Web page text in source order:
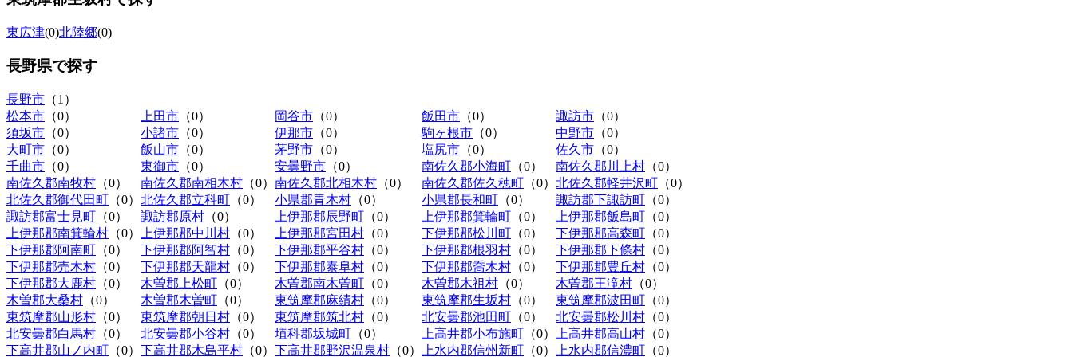
東広津(0)北陸郷(0)
長野県で探す
長野市 （1）
松本市 （0） 上田市 （0） 岡谷市 （0） 飯田市 （0） 諏訪市 （0）
須坂市 （0） 小諸市 （0） 伊那市 （0） 駒ヶ根市 （0） 中野市 （0）
大町市 （0） 飯山市 （0） 茅野市 （0） 塩尻市 （0） 佐久市 （0）
千曲市 （0） 東御市 （0） 安曇野市 （0） 南佐久郡小海町 （0） 南佐久郡川上村 （0）
南佐久郡南牧村 （0） 南佐久郡南相木村 （0） 南佐久郡北相木村 （0） 南佐久郡佐久穂町 （0） 北佐久郡軽井沢町 （0）
北佐久郡御代田町 （0） 北佐久郡立科町 （0） 小県郡青木村 （0） 小県郡長和町 （0） 諏訪郡下諏訪町 （0）
諏訪郡富士見町 （0） 諏訪郡原村 （0） 上伊那郡辰野町 （0） 上伊那郡箕輪町 （0） 上伊那郡飯島町 （0）
上伊那郡南箕輪村 （0） 上伊那郡中川村 （0） 上伊那郡宮田村 （0） 下伊那郡松川町 （0） 下伊那郡高森町 （0）
下伊那郡阿南町 （0） 下伊那郡阿智村 （0） 下伊那郡平谷村 （0） 下伊那郡根羽村 （0） 下伊那郡下條村 （0）
下伊那郡売木村 （0） 下伊那郡天龍村 （0） 下伊那郡泰阜村 （0） 下伊那郡喬木村 （0） 下伊那郡豊丘村 （0）
下伊那郡大鹿村 （0） 木曽郡上松町 （0） 木曽郡南木曽町 （0） 木曽郡木祖村 （0） 木曽郡王滝村 （0）
木曽郡大桑村 （0） 木曽郡木曽町 （0） 東筑摩郡麻績村 （0） 東筑摩郡生坂村 （0） 東筑摩郡波田町 （0）
東筑摩郡山形村 （0） 東筑摩郡朝日村 （0） 東筑摩郡筑北村 （0） 北安曇郡池田町 （0） 北安曇郡松川村 （0）
北安曇郡白馬村 （0） 北安曇郡小谷村 （0） 埴科郡坂城町 （0） 上高井郡小布施町 （0） 上高井郡高山村 （0）
下高井郡山ノ内町 （0） 下高井郡木島平村 （0） 下高井郡野沢温泉村 （0） 上水内郡信州新町 （0） 上水内郡信濃町 （0）